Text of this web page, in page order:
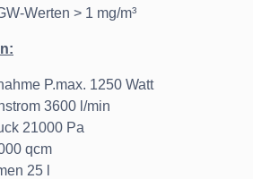
Werten > 1 mg/m³
P.max. 1250 Watt
3600 l/min
21000 Pa
qcm
25 l